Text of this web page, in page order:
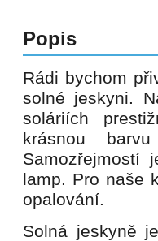
Popis
Rádi bychom
solné jeskyni.
soláriích
krásnou
Samozřejmostí
lamp. Pro naše
opalování.
Solná jeskyně